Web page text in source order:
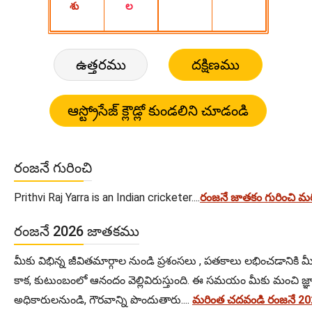
ఉత్తరము దక్షిణము
రంజనే గురించి
Prithvi Raj Yarra is an Indian cricketer....రంజనే జాతకం గురించి
రంజనే 2026 జాతకము
మీకు విభిన్న జీవితమార్గాల నుండి ప్రశంసలు , పతకాలు
కాక, కుటుంబంలో ఆనందం వెల్లివిరుస్తుంది. ఈ సమయం మీకు
అధికారులనుండి, గౌరవాన్ని పొందుతారు.... మరింత చదవండి రంజనే